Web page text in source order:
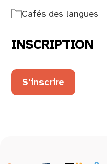
Cafés des langues
INSCRIPTION
S'inscrire